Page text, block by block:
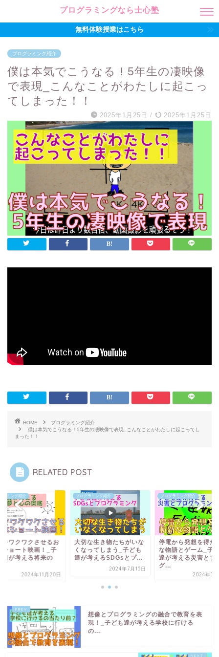
プログラミングなら士心塾
無料体験授業はこちら
プログラミング紹介
僕は本気でこうなる！5年生の凄映像
で表現_こんなことがわたしに起こっ
てしまった！！
2025年1月25日 / 2025年1月25日
HOME
プログラミング紹介
僕は本気でこうなる！5年生の凄映像で表現_こんなことがわたしに起こってし
まった！！
RELATED POST
ラミング紹介
をワクワクさせるお
ショート映画！_子
達が考える将来の
2024年11月20日
プログラミング紹介
大切な生き物たちがいな
くなってしまう_子ども
達が考えるSDGsとプ...
2024年7月15日
プログラミング紹介
停電から発想を得た
な物語とゲーム_子
達が考える災害とプ
グ...
2024年7
想像とプログラミングの融合で教育を表
現！_子ども達が考える学校に行ける
の...